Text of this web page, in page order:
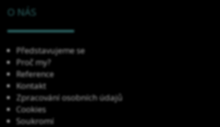
O NÁS
Představujeme se
Proč my?
Reference
Kontakt
Zpracování osobních údajů
Cookies
Soukromí